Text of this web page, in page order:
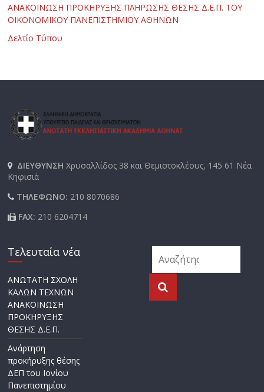
ΑΝΑΚΟΙΝΩΣΗ ΠΡΟΚΗΡΥΞΗΣ ΠΛΗΡΩΣΗΣ ΘΕΣΗΣ Δ.Ε.Π. ΤΟΥ
ΟΙΚΟΝΟΜΙΚΟΥ ΠΑΝΕΠΙΣΤΗΜΙΟΥ ΑΘΗΝΩΝ
Δελτίο Τύπου
ΔΙΕΥΘΥΝΣΗΧρυσαλλίδος 38 και Θεμιστοκλέους, 145 61 Νέα
Κηφισιά
ΤΗΛΕΦΩΝΟ: 210 8070686
FAX: 210 6204714
Τελευταία νέα
ΑΝΩΤΑΤΗ ΣΧΟΛΗ
ΚΑΛΩΝ ΤΕΧΝΩΝ
ΑΝΑΚΟΙΝΩΣΗ
ΠΡΟΚΗΡΥΞΗΣ
ΘΕΣΗΣ Δ.Ε.Π.
Ανάρτηση
προκήρυξης θέσης
ΔΕΠ του Ιονίου
Πανεπιστημίου